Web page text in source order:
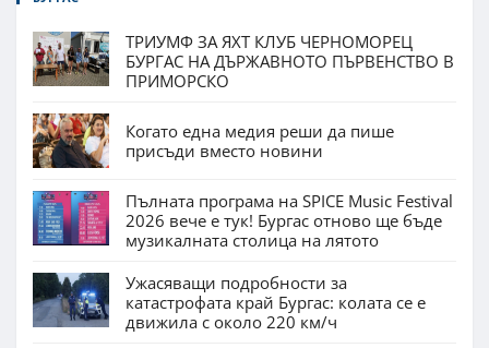
ТРИУМФ ЗА ЯХТ КЛУБ ЧЕРНОМОРЕЦ
БУРГАС НА ДЪРЖАВНОТО ПЪРВЕНСТВО В
ПРИМОРСКО
Когато една медия реши да пише
присъди вместо новини
Пълната програма на SPICE Music Festival
2026 вече е тук! Бургас отново ще бъде
музикалната столица на лятото
Ужасяващи подробности за
катастрофата край Бургас: колата се е
движила с около 220 км/ч